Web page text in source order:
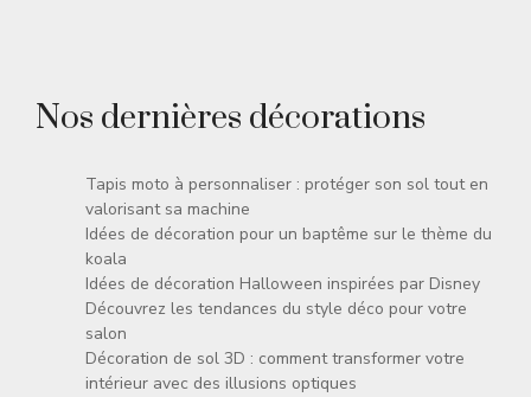
Nos dernières décorations
Tapis moto à personnaliser : protéger son sol tout en
valorisant sa machine
Idées de décoration pour un baptême sur le thème du
koala
Idées de décoration Halloween inspirées par Disney
Découvrez les tendances du style déco pour votre
salon
Décoration de sol 3D : comment transformer votre
intérieur avec des illusions optiques